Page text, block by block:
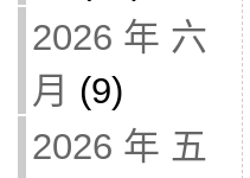
2026 年 六
月 (9)
2026 年 五